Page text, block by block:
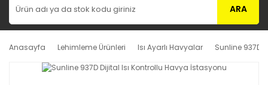
ARA
Anasayfa Lehimleme Ürünleri Isı Ayarlı Havyalar Sunline 937D